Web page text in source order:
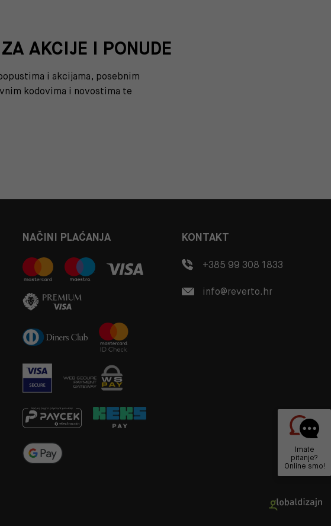
AKCIJE I PONUDE
i akcijama, posebnim
kodovima i novostima te
NAČINI PLAĆANJA KONTAKT
+385 99 308 1833
info@reverto.hr
Imate
pitanje?
Online smo!